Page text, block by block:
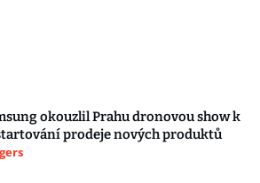
okouzlil Prahu dronovou show k
prodeje nových produktů